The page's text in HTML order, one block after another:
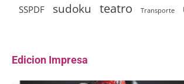
SSPDF sudoku teatro Transporte
Edicion Impresa